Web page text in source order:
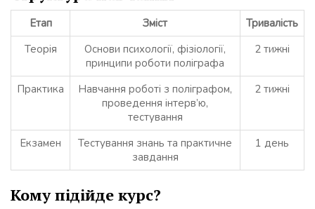
Етап Зміст
Тривалість
Теорія
Основи психології, фізіології,
принципи роботи поліграфа
2 тижні
Практика
Навчання роботі з поліграфом,
проведення інтерв’ю,
тестування
2 тижні
Екзамен
Тестування знань та практичне
завдання
1 день
Кому підійде курс?